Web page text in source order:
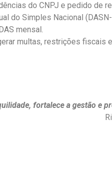
do CNPJ e pedido de
do Simples Nacional
mensal.
multas, restrições fiscais
fortalece a gestão e